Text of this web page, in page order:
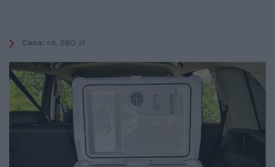
Cena: ok. 580 zł